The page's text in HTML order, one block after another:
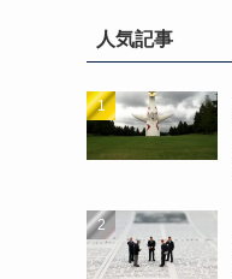
人気記事